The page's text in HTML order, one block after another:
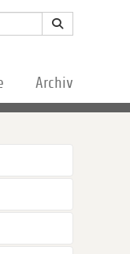
Archiv